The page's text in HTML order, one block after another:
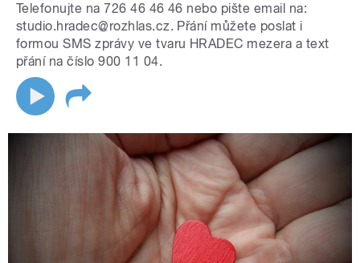
Telefonujte na 726 46 46 46 nebo pište email na:
studio.hradec@rozhlas.cz. Přání můžete poslat i
formou SMS zprávy ve tvaru HRADEC mezera a text
přání na číslo 900 11 04.